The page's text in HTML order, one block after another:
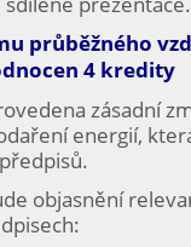
průběžného
4 kredity
zásadní
energií,
objasnění